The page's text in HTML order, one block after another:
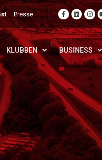
Presse
KLUBBEN BUSINESS